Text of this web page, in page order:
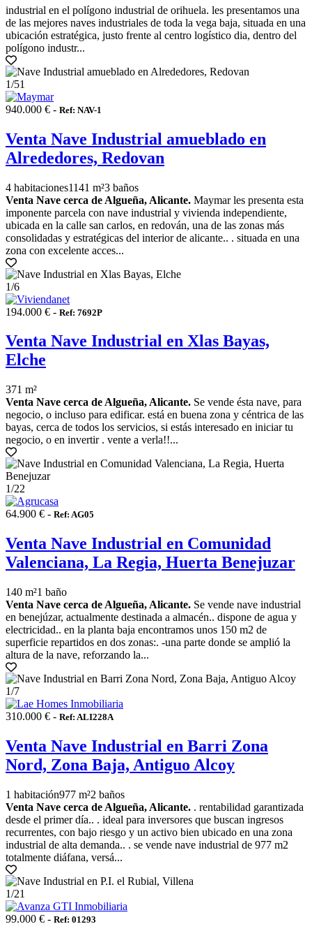
industrial en el polígono industrial de orihuela. les presentamos una
de las mejores naves industriales de toda la vega baja, situada en una
ubicación estratégica, justo frente al centro logístico dia, dentro del
polígono industr...
1/51
940.000 € - Ref: NAV-1
Venta Nave Industrial amueblado en
Alrededores, Redovan
4 habitaciones1141 m²3 baños
Venta Nave cerca de Algueña, Alicante. Maymar les presenta esta
imponente parcela con nave industrial y vivienda independiente,
ubicada en la calle san carlos, en redován, una de las zonas más
consolidadas y estratégicas del interior de alicante.. . situada en una
zona con excelente acces...
1/6
194.000 € - Ref: 7692P
Venta Nave Industrial en Xlas Bayas,
Elche
371 m²
Venta Nave cerca de Algueña, Alicante. Se vende ésta nave, para
negocio, o incluso para edificar. está en buena zona y céntrica de las
bayas, cerca de todos los servicios, si estás interesado en iniciar tu
negocio, o en invertir . vente a verla!!...
1/22
64.900 € - Ref: AG05
Venta Nave Industrial en Comunidad
Valenciana, La Regia, Huerta Benejuzar
140 m²1 baño
Venta Nave cerca de Algueña, Alicante. Se vende nave industrial
en benejúzar, actualmente destinada a almacén.. dispone de agua y
electricidad.. en la planta baja encontramos unos 150 m2 de
superficie repartidos en dos zonas:. -una parte donde se amplió la
altura de la nave, reforzando la...
1/7
310.000 € - Ref: ALI228A
Venta Nave Industrial en Barri Zona
Nord, Zona Baja, Antiguo Alcoy
1 habitación977 m²2 baños
Venta Nave cerca de Algueña, Alicante. . rentabilidad garantizada
desde el primer día.. . ideal para inversores que buscan ingresos
recurrentes, con bajo riesgo y un activo bien ubicado en una zona
industrial de alta demanda.. . se vende nave industrial de 977 m2
totalmente diáfana, versá...
1/21
99.000 € - Ref: 01293